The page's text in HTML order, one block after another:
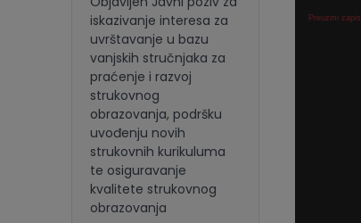
iskazivanje interesa za
uvrštavanje u bazu
vanjskih stručnjaka za
praćenje i razvoj
strukovnog
obrazovanja, podršku
uvođenju novih
strukovnih kurikuluma
te osiguravanje
kvalitete strukovnog
obrazovanja
Preuzmi